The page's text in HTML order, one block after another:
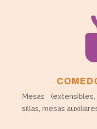
Mesas
sillas, mesas